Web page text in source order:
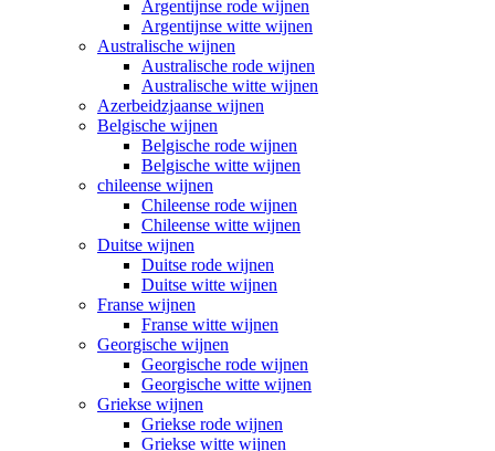
Argentijnse rode wijnen
Argentijnse witte wijnen
Australische wijnen
Australische rode wijnen
Australische witte wijnen
Azerbeidzjaanse wijnen
Belgische wijnen
Belgische rode wijnen
Belgische witte wijnen
chileense wijnen
Chileense rode wijnen
Chileense witte wijnen
Duitse wijnen
Duitse rode wijnen
Duitse witte wijnen
Franse wijnen
Franse witte wijnen
Georgische wijnen
Georgische rode wijnen
Georgische witte wijnen
Griekse wijnen
Griekse rode wijnen
Griekse witte wijnen